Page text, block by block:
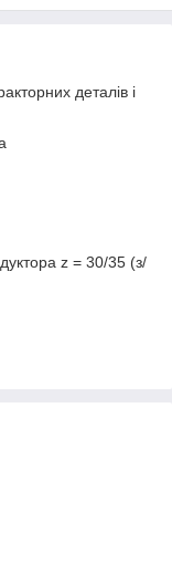
деталів і
z = 30/35 (з/